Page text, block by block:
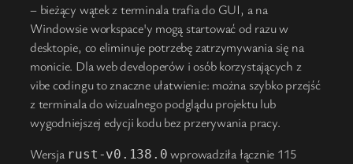
– bieżący wątek z terminala trafia do GUI, a na
Windowsie workspace'y mogą startować od razu w
desktopie, co eliminuje potrzebę zatrzymywania się na
monicie. Dla web developerów i osób korzystających z
vibe codingu to znaczne ułatwienie: można szybko przejść
z terminala do wizualnego podglądu projektu lub
wygodniejszej edycji kodu bez przerywania pracy.
Wersja rust-v0.138.0 wprowadziła łącznie 115